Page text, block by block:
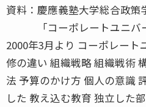
資料：慶應義塾大学総合政
「コーポレートユニバー
2000年3月より コーポレート
修の違い 組織戦略 組織戦術
法 予算のかけ方 個人の意識
した 教え込む教育 独立した